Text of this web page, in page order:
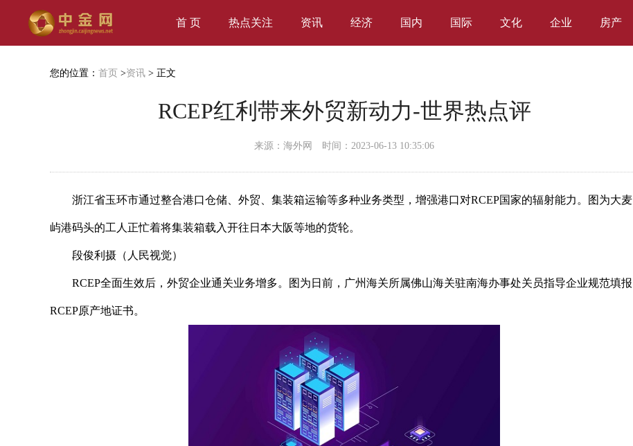
首 页 热点关注 资讯 经济 国内 国际 文化 企业 房产
您的位置： 首页 >资讯 > 正文
RCEP红利带来外贸新动力-世界热点评
来源：海外网 时间：2023-06-13 10:35:06
浙江省玉环市通过整合港口仓储、外贸、集装箱运输等多种业务类型，增强港口对RCEP国家的辐射能力。图为大麦
屿港码头的工人正忙着将集装箱载入开往日本大阪等地的货轮。
段俊利摄（人民视觉）
RCEP全面生效后，外贸企业通关业务增多。图为日前，广州海关所属佛山海关驻南海办事处关员指导企业规范填报
RCEP原产地证书。